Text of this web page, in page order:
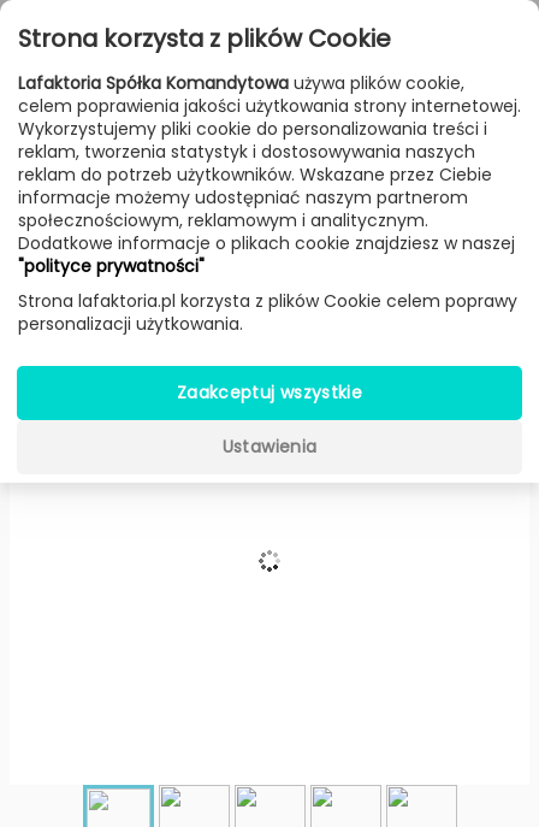
Przejdź do treści
FILTROWANIE & SORTOWANIE
Lampy Producenci Artemide Produkt
Stablight Lampadario żyrandol
(Multikolor) -Artemide
-15%
Strona korzysta z plików Cookie
Lafaktoria Spółka Komandytowa używa plików cookie,
celem poprawienia jakości użytkowania strony internetowej.
Wykorzystujemy pliki cookie do personalizowania treści i
reklam, tworzenia statystyk i dostosowywania naszych
reklam do potrzeb użytkowników. Wskazane przez Ciebie
informacje możemy udostępniać naszym partnerom
społecznościowym, reklamowym i analitycznym.
Dodatkowe informacje o plikach cookie znajdziesz w naszej
"polityce prywatności"
Strona lafaktoria.pl korzysta z plików Cookie celem poprawy
personalizacji użytkowania.
Zaakceptuj wszystkie
Ustawienia